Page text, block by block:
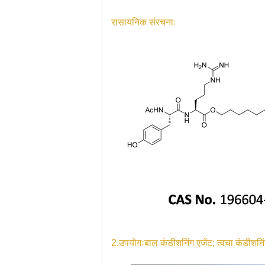
रासायनिक संरचनाः
2.उपयोगःबाल कंडीशनिंग एजेंट; त्वचा